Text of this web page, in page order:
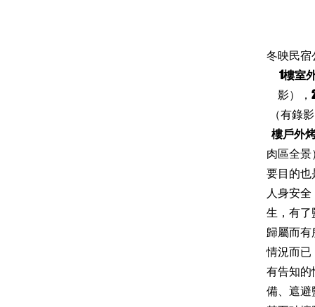
冬映民宿
1樓室
影），
（有錄
樓戶外
肉區全
要目的也
人身安
生，有了
歸屬而
情況而已
有告知的
備、遮避